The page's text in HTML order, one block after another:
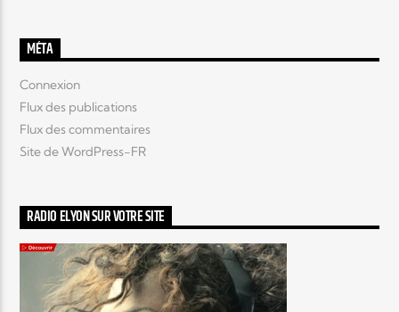
MÉTA
Connexion
Flux des publications
Flux des commentaires
Site de WordPress-FR
RADIO ELYON SUR VOTRE SITE